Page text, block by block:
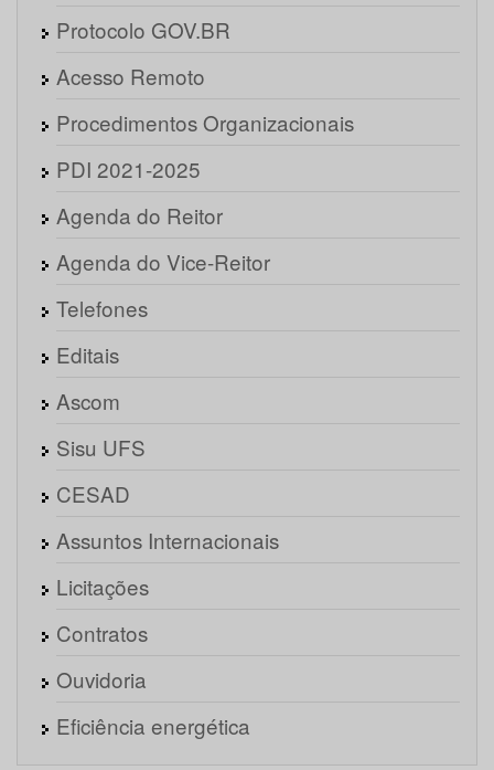
Protocolo GOV.BR
Acesso Remoto
Procedimentos Organizacionais
PDI 2021-2025
Agenda do Reitor
Agenda do Vice-Reitor
Telefones
Editais
Ascom
Sisu UFS
CESAD
Assuntos Internacionais
Licitações
Contratos
Ouvidoria
Eficiência energética